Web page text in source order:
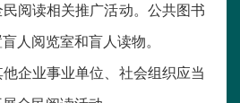
阅读相关推广活动。公共图书
人阅览室和盲人读物。
企业事业单位、社会组织应当